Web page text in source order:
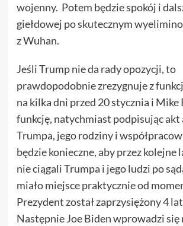
wojenny. Potem będzie spokój i
giełdowej po skutecznym
z Wuhan.
Jeśli Trump nie da rady opozycji, to
prawdopodobnie zrezygnuje z
na kilka dni przed 20 stycznia i Mike
funkcję, natychmiast podpisując akt
Trumpa, jego rodziny i
będzie konieczne, aby przez kolejne
nie ciągali Trumpa i jego ludzi po
miało miejsce praktycznie od
Prezydent został zaprzysiężony 4
Następnie Joe Biden wprowadzi się